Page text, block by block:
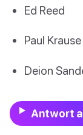
Ed Reed
Paul Krause
Deion
Antwort